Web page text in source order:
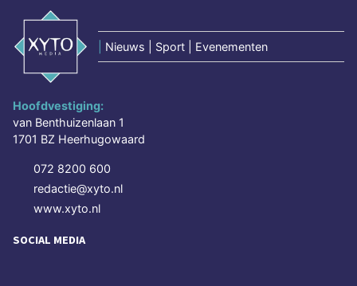
Nieuws | Sport | Evenementen
Hoofdvestiging:
van Benthuizenlaan 1
1701 BZ Heerhugowaard
072 8200 600
redactie@xyto.nl
www.xyto.nl
SOCIAL MEDIA